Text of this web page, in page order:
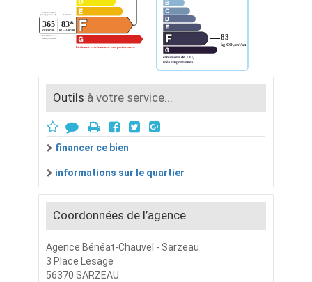
Outils à votre service...
financer ce bien
informations sur le quartier
Coordonnées de l’agence
Agence Bénéat-Chauvel - Sarzeau
3 Place Lesage
56370 SARZEAU